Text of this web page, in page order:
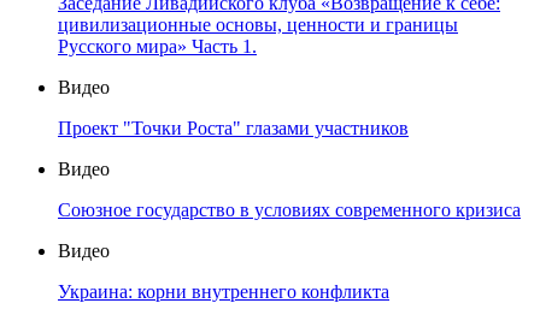
цивилизационные основы, ценности и границы
Русского мира» Часть 1.
Видео
Проект "Точки Роста" глазами участников
Видео
Союзное государство в условиях современного кризиса
Видео
Украина: корни внутреннего конфликта